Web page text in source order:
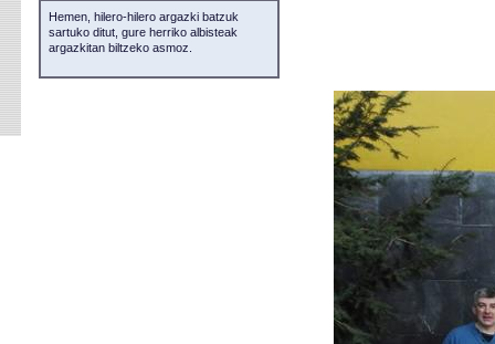
Hemen, hilero-hilero argazki batzuk
sartuko ditut, gure herriko albisteak
argazkitan biltzeko asmoz.